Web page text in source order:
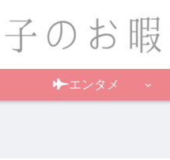
エンタメ